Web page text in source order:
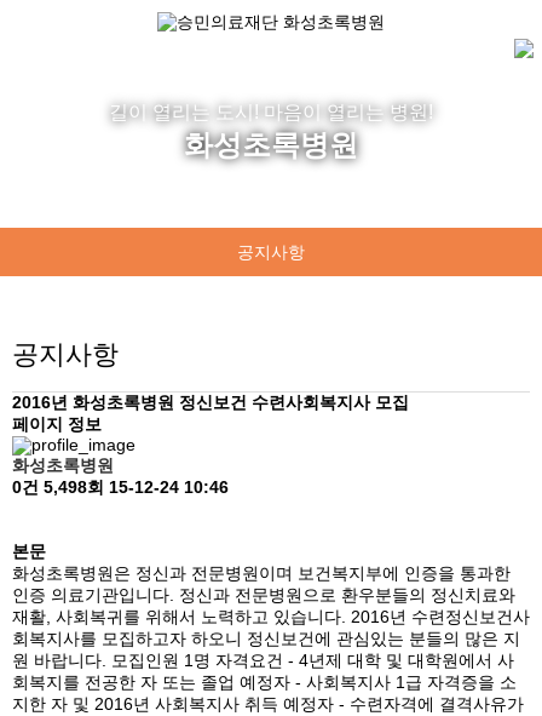
길이 열리는 도시! 마음이 열리는 병원!
화성초록병원
공지사항
PPM사업안내
공지사항
2016년 화성초록병원 정신보건 수련사회복지사 모집
페이지 정보
화성초록병원
0건 5,498회 15-12-24 10:46
본문
화성초록병원은 정신과 전문병원이며 보건복지부에 인증을 통과한
인증 의료기관입니다. 정신과 전문병원으로 환우분들의 정신치료와
재활, 사회복귀를 위해서 노력하고 있습니다. 2016년 수련정신보건사
회복지사를 모집하고자 하오니 정신보건에 관심있는 분들의 많은 지
원 바랍니다. 모집인원 1명 자격요건 - 4년제 대학 및 대학원에서 사
회복지를 전공한 자 또는 졸업 예정자 - 사회복지사 1급 자격증을 소
지한 자 및 2016년 사회복지사 취득 예정자 - 수련자격에 결격사유가